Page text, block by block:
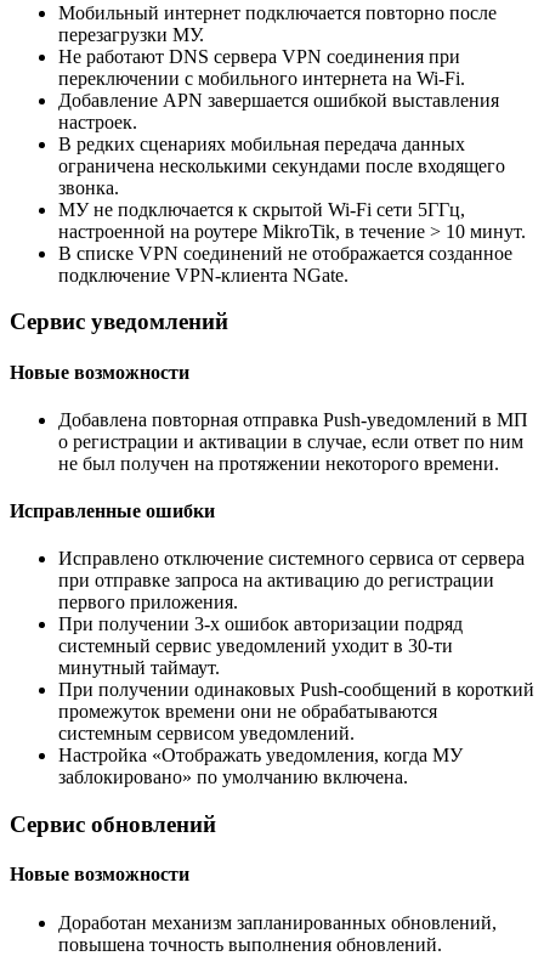
Мобильный интернет подключается повторно после
перезагрузки МУ.
Не работают DNS сервера VPN соединения при
переключении с мобильного интернета на Wi-Fi.
Добавление APN завершается ошибкой выставления
настроек.
В редких сценариях мобильная передача данных
ограничена несколькими секундами после входящего
звонка.
МУ не подключается к скрытой Wi-Fi сети 5ГГц,
настроенной на роутере MikroTik, в течение > 10 минут.
В списке VPN соединений не отображается созданное
подключение VPN-клиента NGate.
Сервис уведомлений
Новые возможности
Добавлена повторная отправка Рush-уведомлений в МП
о регистрации и активации в случае, если ответ по ним
не был получен на протяжении некоторого времени.
Исправленные ошибки
Исправлено отключение системного сервиса от сервера
при отправке запроса на активацию до регистрации
первого приложения.
При получении 3-х ошибок авторизации подряд
системный сервис уведомлений уходит в 30-ти
минутный таймаут.
При получении одинаковых Рush-сообщений в короткий
промежуток времени они не обрабатываются
системным сервисом уведомлений.
Настройка «Отображать уведомления, когда МУ
заблокировано» по умолчанию включена.
Сервис обновлений
Новые возможности
Доработан механизм запланированных обновлений,
повышена точность выполнения обновлений.